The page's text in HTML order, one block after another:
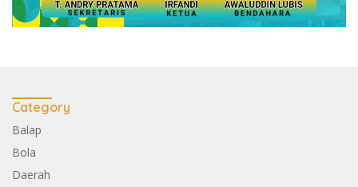
Category
Balap
Bola
Daerah